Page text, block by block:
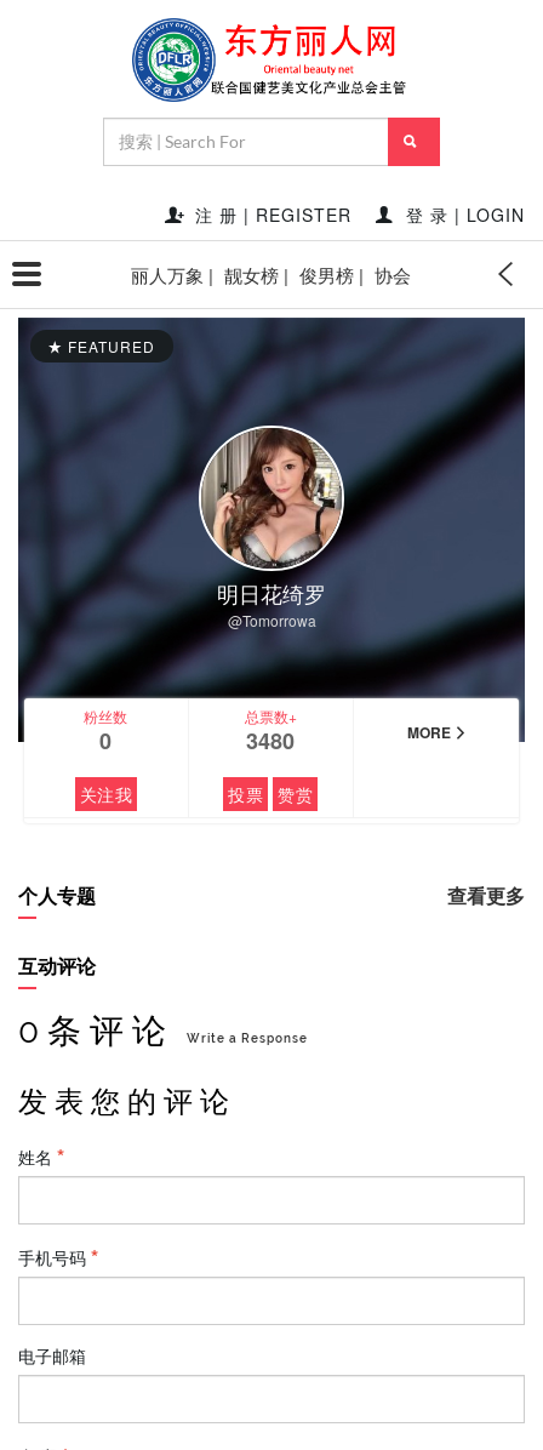
注 册 | REGISTER 登 录 | LOGIN
丽人万象 | 靓女榜 | 俊男榜 | 协会
FEATURED
明日花绮罗
@Tomorrowa
粉丝数
0
关注我
总票数+
3480
投票 赞赏
MORE
个人专题 查看更多
互动评论
0 条 评 论 Write a Response
发 表 您 的 评 论
姓名
手机号码
电子邮箱